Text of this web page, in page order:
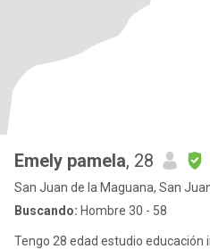
Emely pamela, 28
San Juan de la Maguana, San
Buscando: Hombre 30 - 58
Tengo 28 edad estudio educación